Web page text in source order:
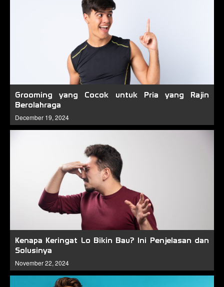
Grooming yang Cocok untuk Pria yang Rajin
Berolahraga
December 19, 2024
Kenapa Keringat Lo Bikin Bau? Ini Penjelasan dan
Solusinya
November 22, 2024